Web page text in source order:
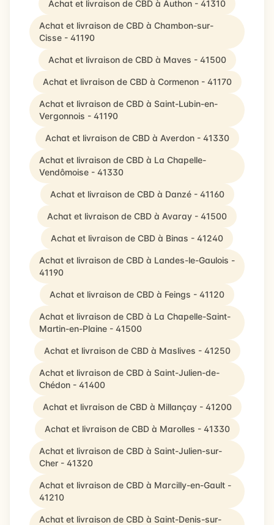
Achat et livraison de CBD à Authon - 41310
Achat et livraison de CBD à Chambon-sur-
Cisse - 41190
Achat et livraison de CBD à Maves - 41500
Achat et livraison de CBD à Cormenon - 41170
Achat et livraison de CBD à Saint-Lubin-en-
Vergonnois - 41190
Achat et livraison de CBD à Averdon - 41330
Achat et livraison de CBD à La Chapelle-
Vendômoise - 41330
Achat et livraison de CBD à Danzé - 41160
Achat et livraison de CBD à Avaray - 41500
Achat et livraison de CBD à Binas - 41240
Achat et livraison de CBD à Landes-le-Gaulois -
41190
Achat et livraison de CBD à Feings - 41120
Achat et livraison de CBD à La Chapelle-Saint-
Martin-en-Plaine - 41500
Achat et livraison de CBD à Maslives - 41250
Achat et livraison de CBD à Saint-Julien-de-
Chédon - 41400
Achat et livraison de CBD à Millançay - 41200
Achat et livraison de CBD à Marolles - 41330
Achat et livraison de CBD à Saint-Julien-sur-
Cher - 41320
Achat et livraison de CBD à Marcilly-en-Gault -
41210
Achat et livraison de CBD à Saint-Denis-sur-